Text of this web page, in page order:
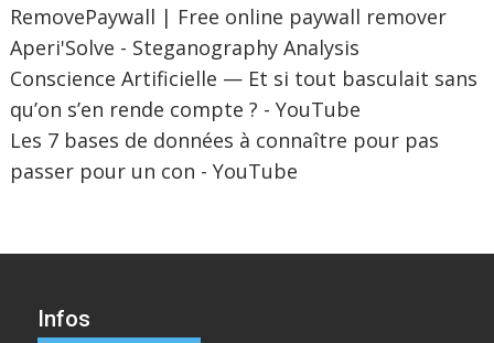
RemovePaywall | Free online paywall remover
Aperi'Solve - Steganography Analysis
Conscience Artificielle — Et si tout basculait sans
qu’on s’en rende compte ? - YouTube
Les 7 bases de données à connaître pour pas
passer pour un con - YouTube
Infos